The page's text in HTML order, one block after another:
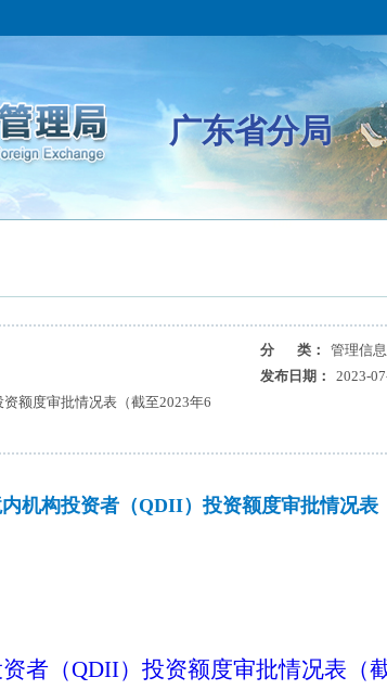
广东省分局
分 类：
管理信
发布日期：
2023-
额度审批情况表（截至2023年6
机构投资者（QDII）投资额度审批情况表
者（QDII）投资额度审批情况表（